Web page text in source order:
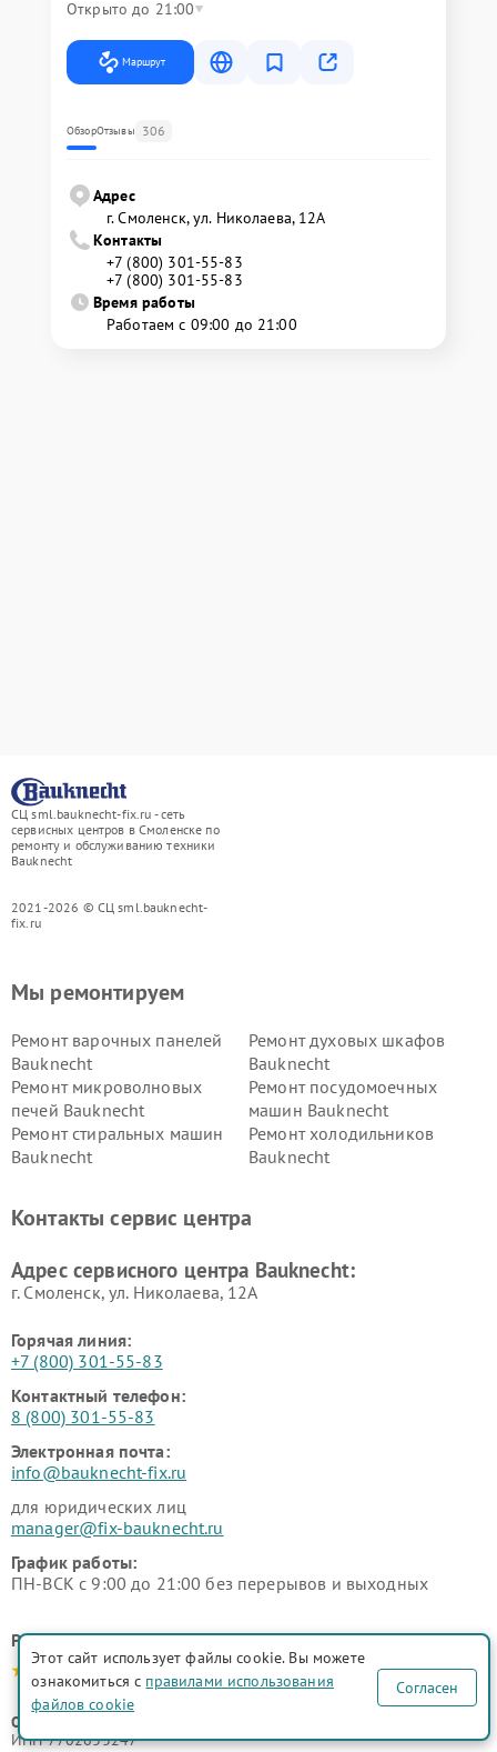
Открыто до 21:00
Маршрут
ОбзорОтзывы 306
Адрес
г. Смоленск, ул. Николаева, 12А
Контакты
+7 (800) 301-55-83
+7 (800) 301-55-83
Время работы
Работаем с 09:00 до 21:00
СЦ sml.bauknecht-fix.ru - сеть
сервисных центров в Смоленске по
ремонту и обслуживанию техники
Bauknecht
2021-2026 © СЦ sml.bauknecht-
fix.ru
Мы ремонтируем
Ремонт варочных панелей
Bauknecht
Ремонт духовых шкафов
Bauknecht
Ремонт микроволновых
печей Bauknecht
Ремонт посудомоечных
машин Bauknecht
Ремонт стиральных машин
Bauknecht
Ремонт холодильников
Bauknecht
Контакты сервис центра
Адрес сервисного центра Bauknecht:
г. Смоленск, ул. Николаева, 12А
Горячая линия:
+7 (800) 301-55-83
Контактный телефон:
8 (800) 301-55-83
Электронная почта:
info@bauknecht-fix.ru
для юридических лиц
manager@fix-bauknecht.ru
График работы:
ПН-ВСК с 9:00 до 21:00 без перерывов и выходных
Рейтинг сервисного центра
ООО "Русервис"
ИНН 7702633247
Этот сайт использует файлы cookie. Вы можете
ознакомиться с правилами использования
файлов cookie
Согласен